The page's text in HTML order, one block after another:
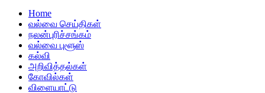
Home
வல்வை செய்திகள்
நலன்புரிச்சங்கம்
வல்வை புளூஸ்
கல்வி
அறிவித்தல்கள்
கோவில்கள்
விளையாட்டு